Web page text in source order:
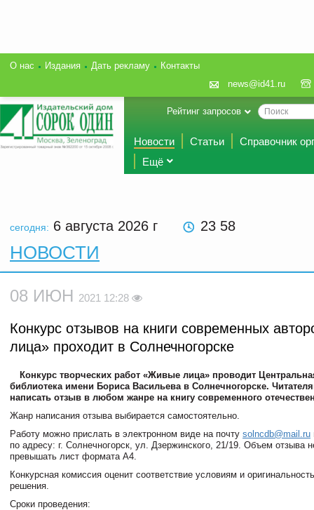
О нас Издания Дать рекламу
Контакты
news@id41.ru
Рейтинг запросов
Новости Статьи
Справочник
Ещё
сегодня: 6 августа 2026 г 23 58
НОВОСТИ
08 ИЮН 2021 12:28
Конкурс отзывов на книги современных
лица» проходит в Солнечногорске
Конкурс творческих работ «Живые лица» проводит
библиотека имени Бориса Васильева в Солнечногорске.
написать отзыв в любом жанре на книгу современного
Жанр написания отзыва выбирается самостоятельно.
Работу можно прислать в электронном виде на почту solncdb@mail.ru
по адресу: г. Солнечногорск, ул. Дзержинского, 21/19. Объем отзыва
превышать лист формата А4.
Конкурсная комиссия оценит соответствие условиям и
решения.
Сроки проведения: